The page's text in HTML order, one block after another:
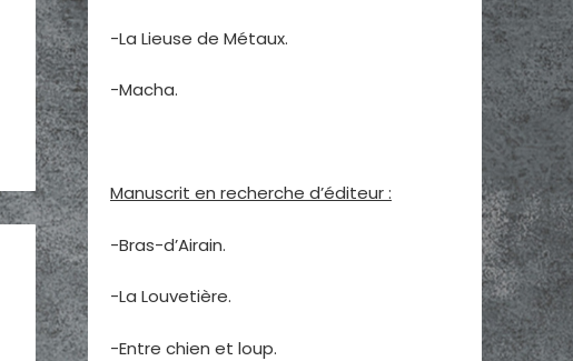
-La Lieuse de Métaux.
-Macha.
Manuscrit en recherche d’éditeur :
-Bras-d’Airain.
-La Louvetière.
-Entre chien et loup.